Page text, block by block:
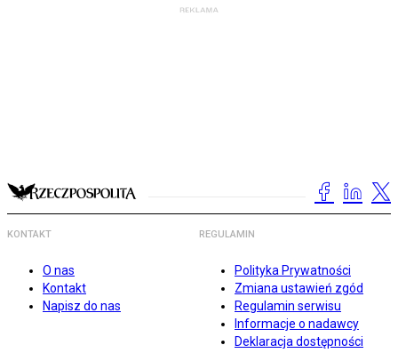
KONTAKT
O nas
Kontakt
Napisz do nas
REGULAMIN
Polityka Prywatności
Zmiana ustawień zgód
Regulamin serwisu
Informacje o nadawcy
Deklaracja dostępności